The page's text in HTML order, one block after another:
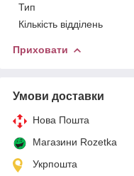
Тип
Кількість відділень
Приховати
Умови доставки
Нова Пошта
Магазини Rozetka
Укрпошта